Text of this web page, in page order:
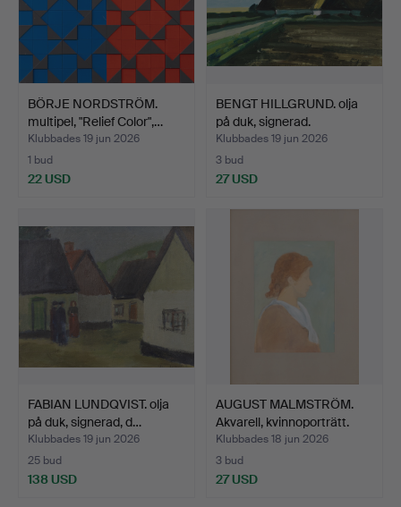
BÖRJE NORDSTRÖM.
multipel, "Relief Color",…
Klubbades 19 jun 2026
1 bud
22 USD
BENGT HILLGRUND. olja
på duk, signerad.
Klubbades 19 jun 2026
3 bud
27 USD
FABIAN LUNDQVIST. olja
på duk, signerad, d…
Klubbades 19 jun 2026
25 bud
138 USD
AUGUST MALMSTRÖM.
Akvarell, kvinnoporträtt.
Klubbades 18 jun 2026
3 bud
27 USD